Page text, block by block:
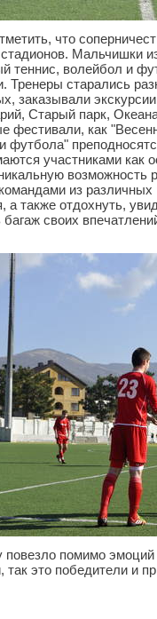
что
Мальчишки
теннис, волейбол и
Тренеры старались
заказывали
Старый парк,
фестивали, как
футбола"
участниками как
возможность
из
а также отдохнуть,
багаж своих
повезло помимо эмоций
так это победители и